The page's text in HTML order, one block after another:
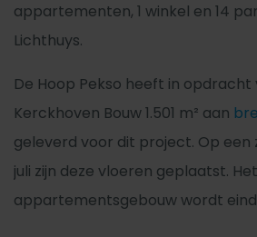
appartementen, 1 winkel en 14
Lichthuys.
De Hoop Pekso heeft in opdracht
Kerckhoven Bouw 1.501 m² aan
geleverd voor dit project. Op een
juli zijn deze vloeren geplaatst. Het
appartementsgebouw wordt